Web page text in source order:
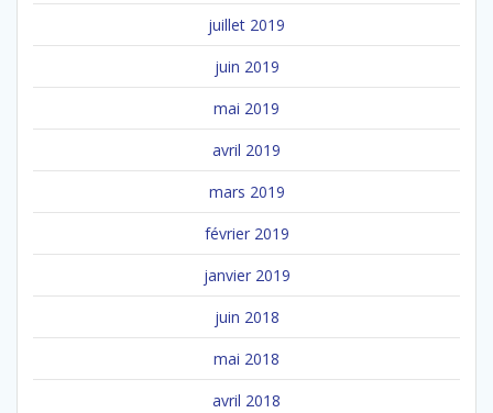
juillet 2019
juin 2019
mai 2019
avril 2019
mars 2019
février 2019
janvier 2019
juin 2018
mai 2018
avril 2018